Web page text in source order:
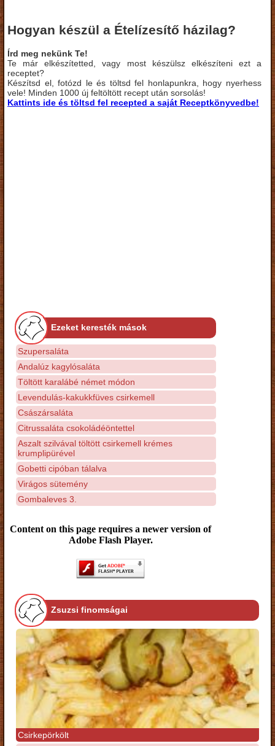
Hogyan készül a Ételízesítő házilag?
Írd meg nekünk Te!
Te már elkészítetted, vagy most készülsz elkészíteni ezt a
receptet?
Készítsd el, fotózd le és töltsd fel honlapunkra, hogy nyerhess
vele! Minden 1000 új feltöltött recept után sorsolás!
Kattints ide és töltsd fel recepted a saját Receptkönyvedbe!
Ezeket keresték mások
Szupersaláta
Andalúz kagylósaláta
Töltött karalábé német módon
Levendulás-kakukkfüves csirkemell
Császársaláta
Citrussaláta csokoládéöntettel
Aszalt szilvával töltött csirkemell krémes
krumplipürével
Gobetti cipóban tálalva
Virágos sütemény
Gombaleves 3.
Content on this page requires a newer version of
Adobe Flash Player.
Zsuzsi finomságai
Csirkepörkölt